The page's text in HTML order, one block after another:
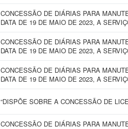
CONCESSÃO DE DIÁRIAS PARA
DATA DE 19 DE MAIO DE 2023, A
CONCESSÃO DE DIÁRIAS PARA
DATA DE 19 DE MAIO DE 2023, A
CONCESSÃO DE DIÁRIAS PARA
DATA DE 19 DE MAIO DE 2023, A
“DISPÕE SOBRE A CONCESSÃO DE
CONCESSÃO DE DIÁRIAS PARA